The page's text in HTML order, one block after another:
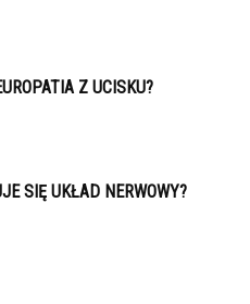
Z UCISKU?
SIĘ UKŁAD NERWOWY?